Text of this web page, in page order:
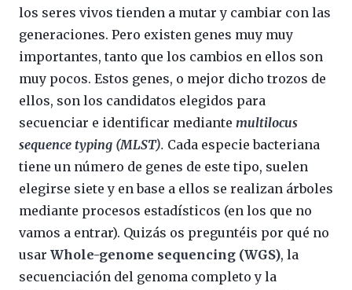
los seres vivos tienden a mutar y cambiar con las
generaciones. Pero existen genes muy muy
importantes, tanto que los cambios en ellos son
muy pocos. Estos genes, o mejor dicho trozos de
ellos, son los candidatos elegidos para
secuenciar e identificar mediante multilocus
sequence typing (MLST). Cada especie bacteriana
tiene un número de genes de este tipo, suelen
elegirse siete y en base a ellos se realizan árboles
mediante procesos estadísticos (en los que no
vamos a entrar). Quizás os preguntéis por qué no
usar Whole-genome sequencing (WGS), la
secuenciación del genoma completo y la